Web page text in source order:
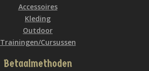
Accessoires
Kleding
Outdoor
Trainingen/Cursussen
Betaalmethoden